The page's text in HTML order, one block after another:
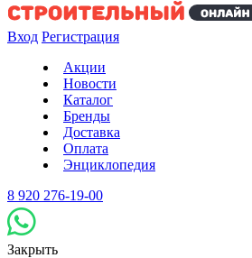
Вход Регистрация
Акции
Новости
Каталог
Бренды
Доставка
Оплата
Энциклопедия
8 920 276-19-00
Закрыть